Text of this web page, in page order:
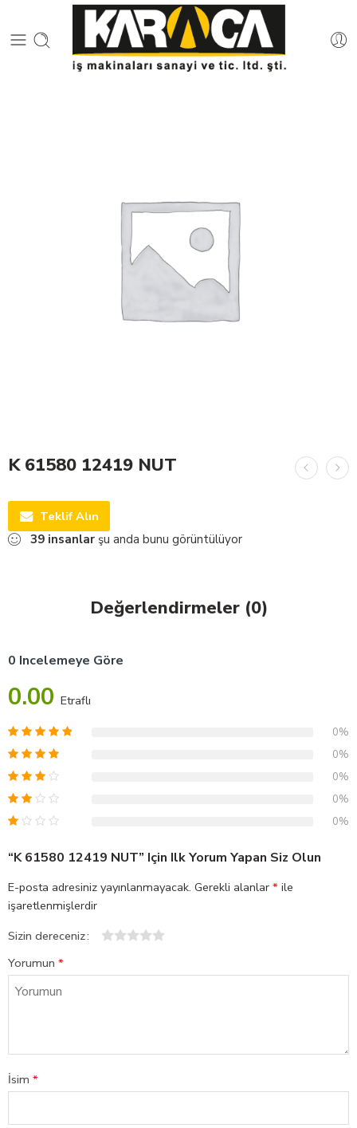
K 61580 12419 NUT
Teklif Alın
39 insanlar şu anda bunu görüntülüyor
Değerlendirmeler (0)
0 Incelemeye Göre
0.00 Etraflı
0%
0%
0%
0%
0%
“K 61580 12419 NUT” Için Ilk Yorum Yapan Siz Olun
E-posta adresiniz yayınlanmayacak. Gerekli alanlar * ile
işaretlenmişlerdir
Sizin dereceniz
Yorumun *
İsim *